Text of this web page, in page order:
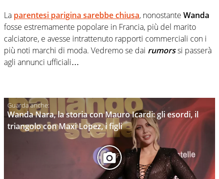
La parentesi parigina sarebbe chiusa, nonostante Wanda
fosse estremamente popolare in Francia, più del marito
calciatore, e avesse intrattenuto rapporti commerciali con i
più noti marchi di moda. Vedremo se dai rumorssi passerà
agli annunci ufficiali…
Wanda Nara, la storia con Mauro Icardi: gli esordi, il
triangolo con Maxi Lopez, i figli